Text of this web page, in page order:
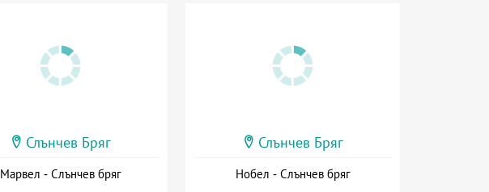
Слънчев Бряг
Марвел - Слънчев бряг
Слънчев Бряг
Нобел - Слънчев бряг